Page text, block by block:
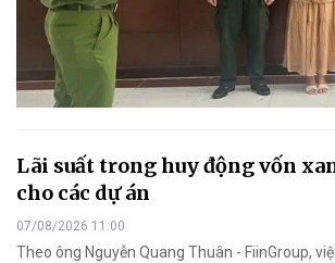
Lãi suất trong huy động vốn
cho các dự án
07/08/2026 11:00
Theo ông Nguyễn Quang Thuân - FiinGroup,